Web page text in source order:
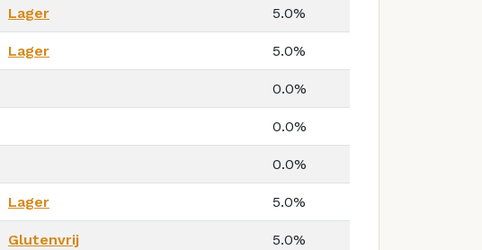
Lager 5.0%
Lager 5.0%
0.0%
0.0%
0.0%
Lager 5.0%
Glutenvrij 5.0%